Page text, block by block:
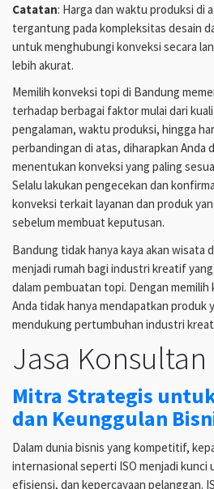
Catatan: Harga dan waktu produksi di
tergantung pada kompleksitas desain
untuk menghubungi konveksi secara
lebih akurat.
Memilih konveksi topi di Bandung
terhadap berbagai faktor mulai dari
pengalaman, waktu produksi, hingga
perbandingan di atas, diharapkan Anda
menentukan konveksi yang paling
Selalu lakukan pengecekan dan
konveksi terkait layanan dan produk
sebelum membuat keputusan.
Bandung tidak hanya kaya akan wisata
menjadi rumah bagi industri kreatif
dalam pembuatan topi. Dengan
Anda tidak hanya mendapatkan produk
mendukung pertumbuhan industri
Jasa Konsultan
Mitra Strategis
dan Keunggulan
Dalam dunia bisnis yang kompetitif,
internasional seperti ISO menjadi kunci
efisiensi, dan kepercayaan pelanggan.